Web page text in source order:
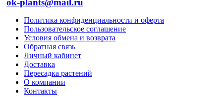
ok-plants@mail.ru
Политика конфиденциальности и оферта
Пользовательское соглашение
Условия обмена и возврата
Обратная связь
Личный кабинет
Доставка
Пересадка растений
О компании
Контакты